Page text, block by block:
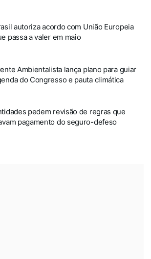
autoriza acordo com União Europeia
passa a valer em maio
Ambientalista lança plano para guiar
do Congresso e pauta climática
pedem revisão de regras que
pagamento do seguro-defeso